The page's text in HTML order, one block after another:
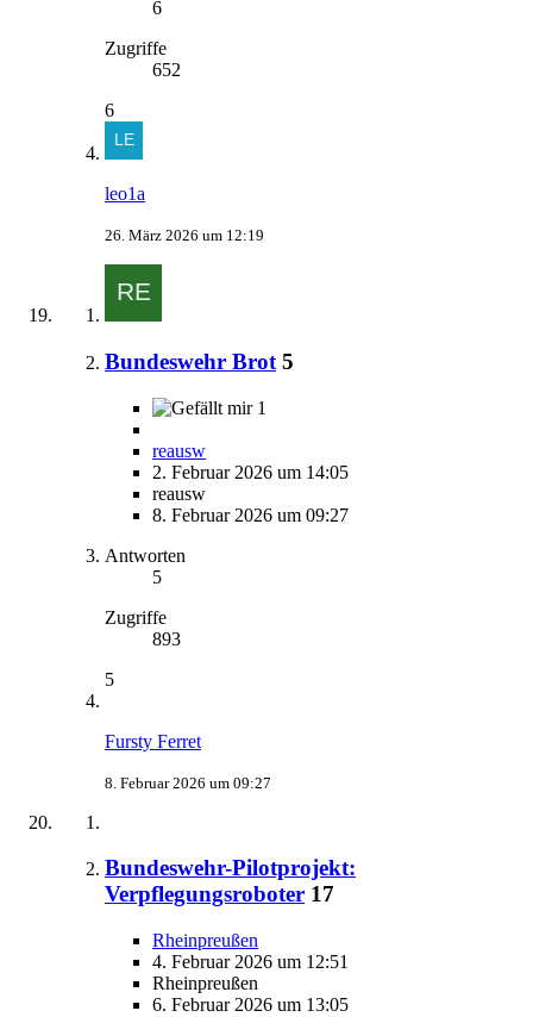
6
Zugriffe
652
6
leo1a
26. März 2026 um 12:19
Bundeswehr Brot 5
1
reausw
2. Februar 2026 um 14:05
reausw
8. Februar 2026 um 09:27
Antworten
5
Zugriffe
893
5
Fursty Ferret
8. Februar 2026 um 09:27
Bundeswehr-Pilotprojekt:
Verpflegungsroboter 17
Rheinpreußen
4. Februar 2026 um 12:51
Rheinpreußen
6. Februar 2026 um 13:05